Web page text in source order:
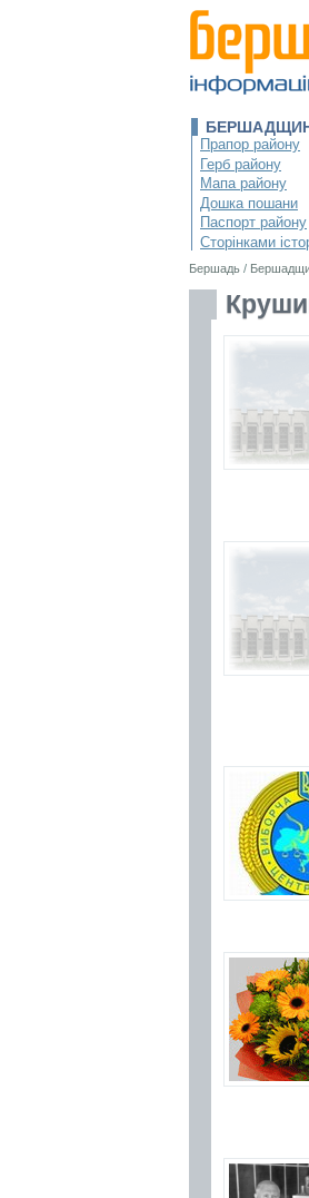
Прапор району
Герб району
Мапа району
Дошка пошани
Паспорт району
Сторінками
Бершадь /